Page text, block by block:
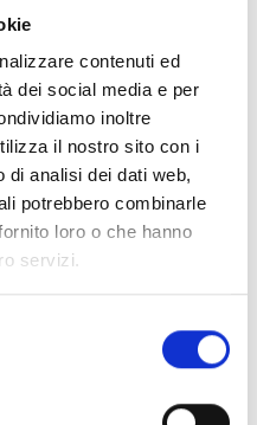
contenuti ed
dei social media e per
inoltre
il nostro sito con i
di analisi dei dati web,
potrebbero combinarle
loro o che hanno
servizi.